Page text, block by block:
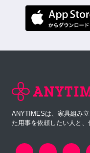
ANYTIMESは、家具組み
た用事を依頼したい人と、